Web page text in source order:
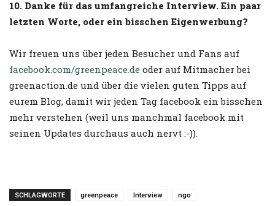
10. Danke für das umfangreiche Interview. Ein paar
letzten Worte, oder ein bisschen Eigenwerbung?
Wir freuen uns über jeden Besucher und Fans auf
facebook.com/greenpeace.de oder auf Mitmacher bei
greenaction.de und über die vielen guten Tipps auf
eurem Blog, damit wir jeden Tag facebook ein bisschen
mehr verstehen (weil uns manchmal facebook mit
seinen Updates durchaus auch nervt :-)).
SCHLAGWORTE greenpeace Interview ngo